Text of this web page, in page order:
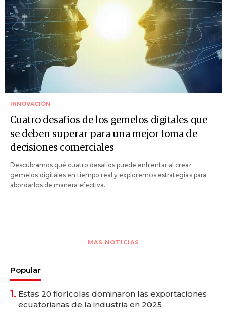
INNOVACIÓN
Cuatro desafíos de los gemelos digitales que
se deben superar para una mejor toma de
decisiones comerciales
Descubramos qué cuatro desafíos puede enfrentar al crear
gemelos digitales en tiempo real y exploremos estrategias para
abordarlos de manera efectiva.
MAS NOTICIAS
Popular
1. Estas 20 florícolas dominaron las exportaciones
ecuatorianas de la industria en 2025